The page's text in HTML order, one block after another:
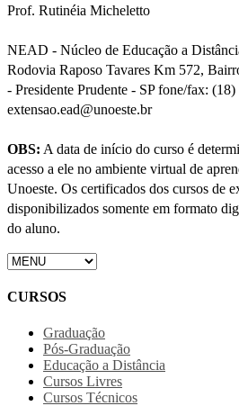
Prof. Rutinéia Micheletto
NEAD - Núcleo de Educação a
Rodovia Raposo Tavares Km 572,
- Presidente Prudente - SP fone/fax:
extensao.ead@unoeste.br
OBS: A data de início do curso é
acesso a ele no ambiente virtual de
Unoeste. Os certificados dos cursos de
disponibilizados somente em formato
do aluno.
CURSOS
Graduação
Pós-Graduação
Educação a Distância
Cursos Livres
Cursos Técnicos